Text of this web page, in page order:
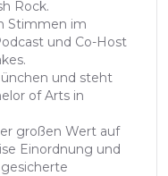
Rock.
Stimmen im
und Co-Host
und steht
of Arts in
großen Wert auf
Einordnung und